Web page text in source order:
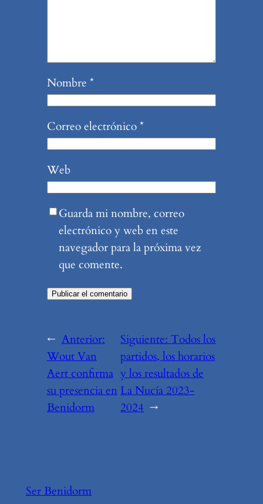
Nombre *
Correo electrónico*
Web
Guarda mi nombre, correo
electrónico y web en este
navegador para la próxima vez
que comente.
← Anterior:
Wout Van
Aert confirma
su presencia en
Benidorm
Siguiente:Todos los
partidos, los horarios
y los resultados de
La Nucía 2023-
2024 →
Ser Benidorm